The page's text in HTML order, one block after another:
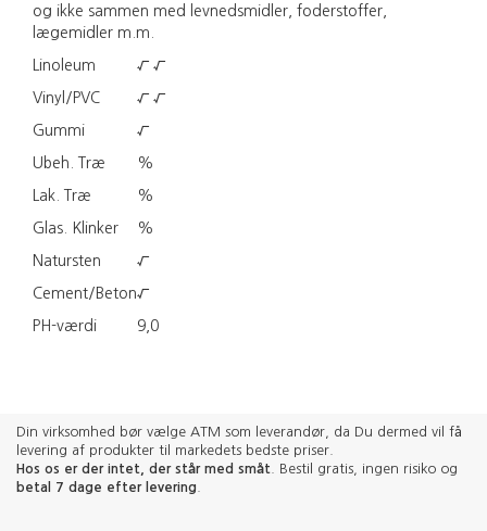
og ikke sammen med levnedsmidler, foderstoffer,
lægemidler m.m.
Linoleum √ √
Vinyl/PVC √ √
Gummi √
Ubeh. Træ %
Lak. Træ %
Glas. Klinker %
Natursten √
Cement/Beton√
PH-værdi 9,0
Din virksomhed bør vælge ATM som leverandør, da Du dermed vil få
levering af produkter til markedets bedste priser.
Hos os er der intet, der står med småt . Bestil gratis, ingen risiko og
betal 7 dage efter levering